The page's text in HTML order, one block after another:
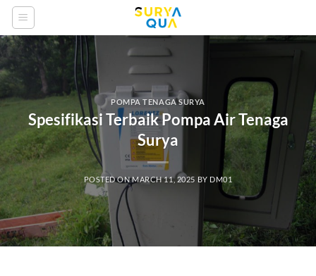
Skip
content
POMPA TENAGA SURYA
Spesifikasi Terbaik Pompa Air Tenaga
Surya
POSTED ONMARCH 11, 2025 BY DM01